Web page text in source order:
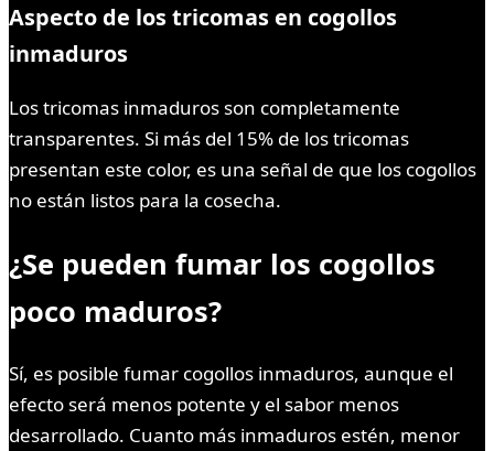
Aspecto de los tricomas en cogollos
inmaduros
Los tricomas inmaduros son completamente
transparentes. Si más del 15% de los tricomas
presentan este color, es una señal de que los cogollos
no están listos para la cosecha.
¿Se pueden fumar los cogollos
poco maduros?
Sí, es posible fumar cogollos inmaduros, aunque el
efecto será menos potente y el sabor menos
desarrollado. Cuanto más inmaduros estén, menor